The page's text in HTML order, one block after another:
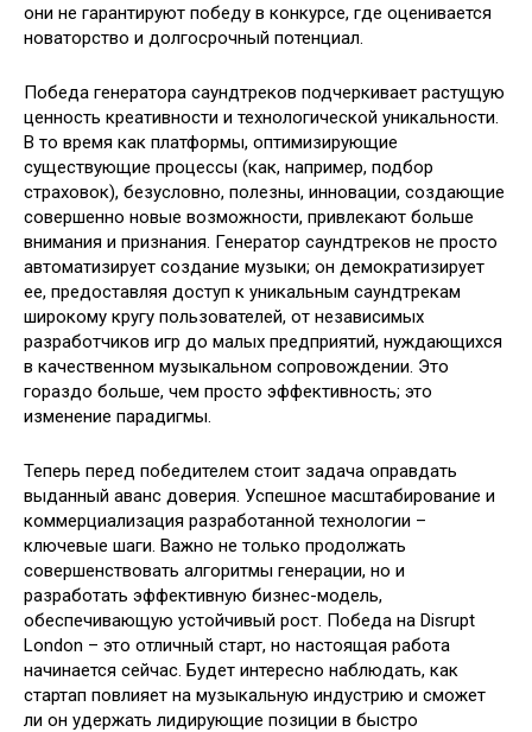
они не гарантируют победу в конкурсе, где оценивается
новаторство и долгосрочный потенциал.
Победа генератора саундтреков подчеркивает растущую
ценность креативности и технологической уникальности.
В то время как платформы, оптимизирующие
существующие процессы (как, например, подбор
страховок), безусловно, полезны, инновации, создающие
совершенно новые возможности, привлекают больше
внимания и признания. Генератор саундтреков не просто
автоматизирует создание музыки; он демократизирует
ее, предоставляя доступ к уникальным саундтрекам
широкому кругу пользователей, от независимых
разработчиков игр до малых предприятий, нуждающихся
в качественном музыкальном сопровождении. Это
гораздо больше, чем просто эффективность; это
изменение парадигмы.
Теперь перед победителем стоит задача оправдать
выданный аванс доверия. Успешное масштабирование и
коммерциализация разработанной технологии –
ключевые шаги. Важно не только продолжать
совершенствовать алгоритмы генерации, но и
разработать эффективную бизнес-модель,
обеспечивающую устойчивый рост. Победа на Disrupt
London – это отличный старт, но настоящая работа
начинается сейчас. Будет интересно наблюдать, как
стартап повлияет на музыкальную индустрию и сможет
ли он удержать лидирующие позиции в быстро